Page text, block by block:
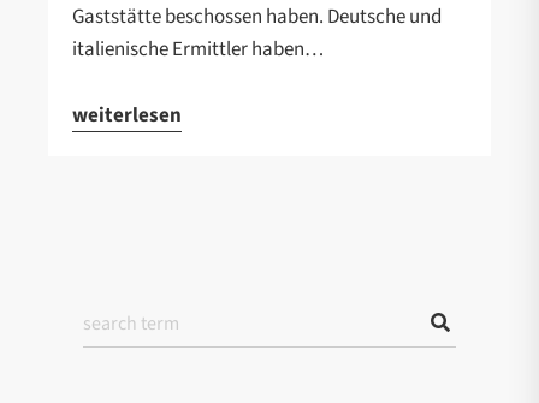
Gaststätte beschossen haben. Deutsche und
italienische Ermittler haben…
weiterlesen